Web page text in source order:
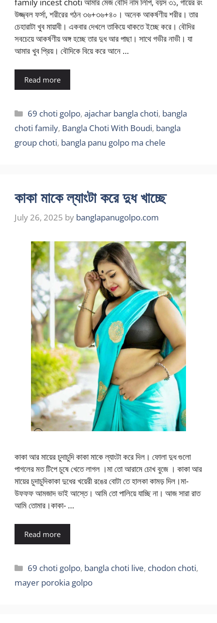
family incest choti আমার মেজ বৌদি নাম লিপি, বয়স ৩১, গায়ের রং
উজ্জ্বল ফর্সা, শরীরের গঠন ৩৬+৩৬+৪০। অনেক আকর্ষণীয় শরীর। তার
চেহারাটা খুব মায়াবী। একবার দেখলে তাকিয়ে থাকতে ইচ্ছে করে। বৌদির
সবচেয়ে আকর্ষণীয় অঙ্গ হচ্ছে তার দুধ আর পাছা। সাথে গভীর নাভী। যা
আমার খুব প্রিয়। বৌদিকে বিয়ে করে আনে …
Read more
Categories
69 choti golpo,ajachar bangla choti, bangla
choti family, Bangla Choti With Boudi, bangla
group choti, bangla panu golpo ma chele
কাকা মাকে ল্যাংটা করে দুধ খাচ্ছে
July 26, 2025 by banglapanugolpo.com
কাকা আর মায়ের চুদাচুদি কাকা মাকে ল্যাংটা করে দিল। ফোলা দুধ গুলো
পাগলের মত টিপে চুষে খেতে লাগল ।মা তো আরামে চোখ বুজে । কাকা আর
মায়ের চুদাচুদিকাকা দুধের খয়েরী রঙের বোটা তে হালকা কামড় দিল।মা-
উফফফ আমজাদ ভাই আস্তে। আমি তো পালিয়ে যাচ্ছি না। আজ সারা রাত
আমি তোমার।কাকা- …
Read more
Categories
69 choti golpo, bangla choti live, chodon choti,
mayer porokia golpo